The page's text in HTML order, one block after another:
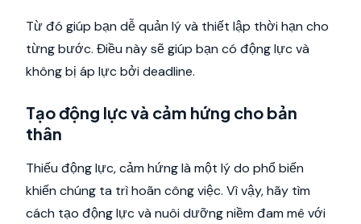
Từ đó giúp bạn dễ quản lý và thiết lập thời hạn cho
từng bước. Điều này sẽ giúp bạn có động lực và
không bị áp lực bởi deadline.
Tạo động lực và cảm hứng cho bản
thân
Thiếu động lực, cảm hứng là một lý do phổ biến
khiến chúng ta trì hoãn công việc. Vì vậy, hãy tìm
cách tạo động lực và nuôi dưỡng niềm đam mê với